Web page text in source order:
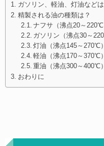
ガソリン、軽油、灯油など
精製される油の種類は？
ナフサ（沸点20～220℃
ガソリン（沸点30～
灯油（沸点145～270℃）
軽油（沸点170～370℃）
重油（沸点300～400℃）
おわりに